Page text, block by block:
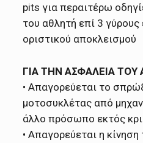
pits για περαιτέρω
του αθλητή επί 3 γύρους
οριστικού αποκλεισμού
ΓΙΑ ΤΗΝ ΑΣΦΑΛΕΙΑ ΤΟΥ
• Απαγορεύεται το
μοτοσυκλέτας από
άλλο πρόσωπο εκτός
• Απαγορεύεται η